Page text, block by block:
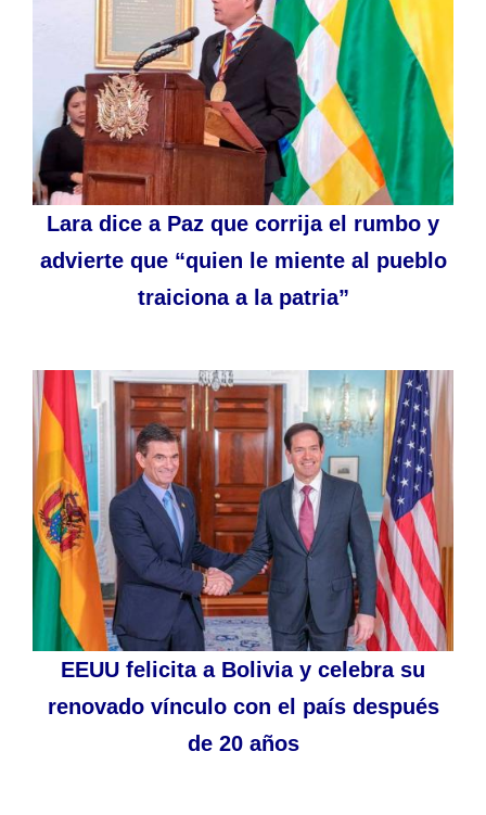
Lara dice a Paz que corrija el rumbo y
advierte que “quien le miente al pueblo
traiciona a la patria”
EEUU felicita a Bolivia y celebra su
renovado vínculo con el país después
de 20 años